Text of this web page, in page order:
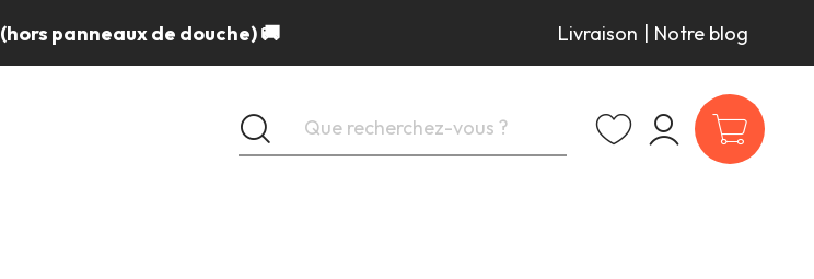
(hors panneaux de douche) 🚚 Livraison | Notre blog